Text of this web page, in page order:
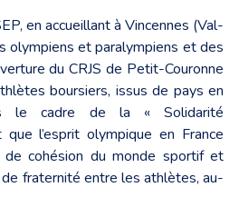
en accueillant à Vincennes (Val-
olympiens et paralympiens et des
du CRJS de Petit-Couronne
boursiers, issus de pays en
le cadre de la « Solidarité
l’esprit olympique en France
cohésion du monde sportif et
fraternité entre les athlètes, au-